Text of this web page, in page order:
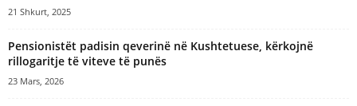
21 Shkurt, 2025
Pensionistët padisin qeverinë në Kushtetuese, kërkojnë
rillogaritje të viteve të punës
23 Mars, 2026